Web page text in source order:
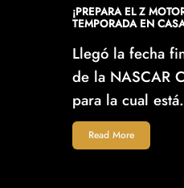
¡PREPARA EL Z
TEMPORADA EN
Llegó la fecha
de la NASCAR
para la cual
Read More